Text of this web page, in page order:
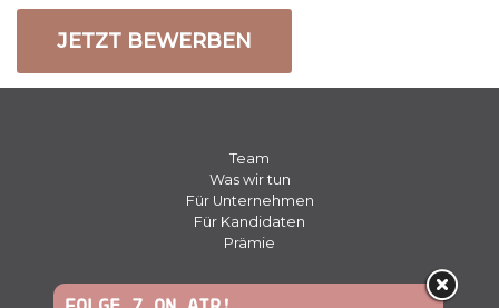
JETZT BEWERBEN
Team
Was wir tun
Für Unternehmen
Für Kandidaten
Prämie
Presse